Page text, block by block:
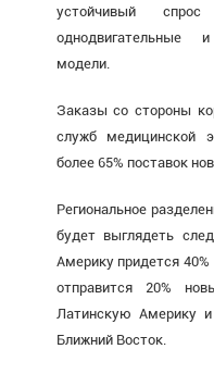
устойчивый
однодвигательные
модели.
Заказы со стороны
служб медицинской
более 65% поставок
Региональное
будет выглядеть
Америку придется
отправится 20%
Латинскую Америку
Ближний Восток.